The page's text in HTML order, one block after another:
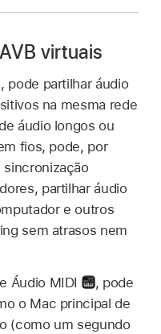
virtuais
pode partilhar áudio
na mesma rede
áudio longos ou
fios, pode, por
partilhar áudio
e outros
sem atrasos nem
Áudio MIDI
, pode
o Mac principal de
(como um segundo